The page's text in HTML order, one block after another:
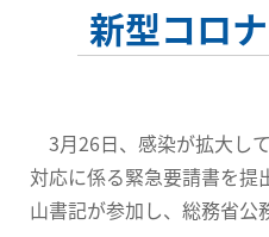
新型コロ
3月26日、感染が拡大し
対応に係る緊急要請書を
山書記が参加し、総務省公